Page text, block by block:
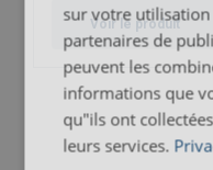
Voir le produit
sur votre
partenaires de
peuvent les
informations que
qu"ils ont
leurs services.